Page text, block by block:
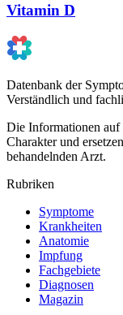
Vitamin D
Datenbank der
Verständlich und
Die Informationen auf
Charakter und
behandelnden Arzt.
Rubriken
Symptome
Krankheiten
Anatomie
Impfung
Fachgebiete
Diagnosen
Magazin